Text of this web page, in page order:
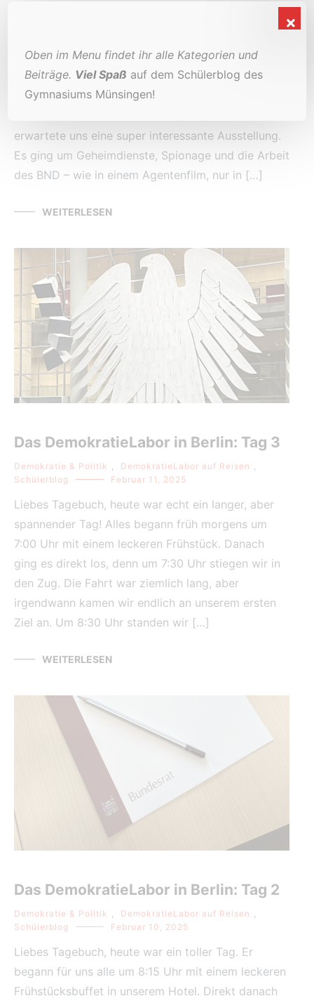
Uhr aufgestanden. Danach gab es ein gemütliches
Frühstück, bevor es zu unserem ersten
Programmpunkt des Tages ging:
erwartete uns eine super interessante Ausstellung.
Es ging um Geheimdienste, Spionage und die Arbeit
des BND – wie in einem Agentenfilm, nur in […]
WEITERLESEN
Das DemokratieLabor in Berlin: Tag 3
Demokratie & Politik , DemokratieLabor auf Reisen ,
Schülerblog
Februar 11, 2025
Liebes Tagebuch, heute war echt ein langer, aber
spannender Tag! Alles begann früh morgens um
7:00 Uhr mit einem leckeren Frühstück. Danach
ging es direkt los, denn um 7:30 Uhr stiegen wir in
den Zug. Die Fahrt war ziemlich lang, aber
irgendwann kamen wir endlich an unserem ersten
Ziel an. Um 8:30 Uhr standen wir […]
WEITERLESEN
Das DemokratieLabor in Berlin: Tag 2
Demokratie & Politik , DemokratieLabor auf Reisen ,
Schülerblog
Februar 10, 2025
Liebes Tagebuch, heute war ein toller Tag. Er
begann für uns alle um 8:15 Uhr mit einem leckeren
Frühstücksbuffet in unserem Hotel. Direkt danach
Oben im Menu findet ihr alle Kategorien und
Beiträge. Viel Spaß auf dem Schülerblog des
Gymnasiums Münsingen!